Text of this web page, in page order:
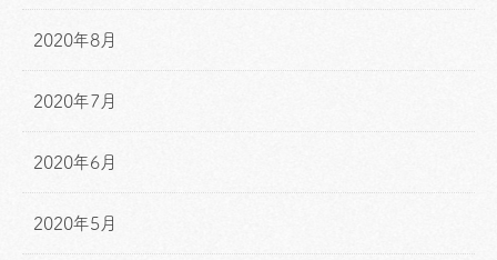
2020年8月
2020年7月
2020年6月
2020年5月